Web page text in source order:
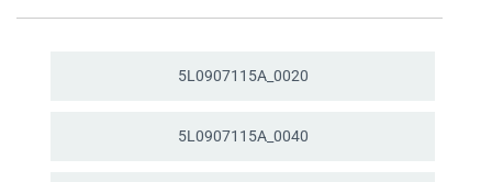
5L0907115A_ 0020
5L0907115A_ 0040